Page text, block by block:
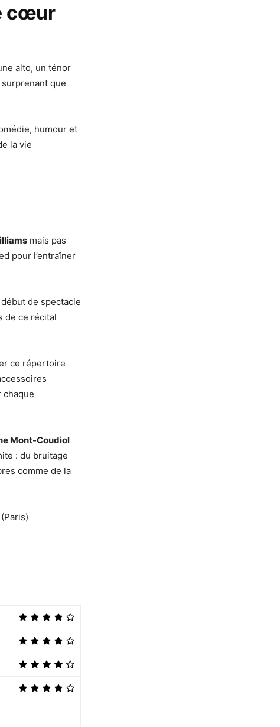
cœur
alto, un ténor
que
humour et
la vie
mais pas
pour l’entraîner
de spectacle
de ce récital
ce répertoire
chaque
Mont-Coudiol
: du bruitage
comme de la
(Paris)